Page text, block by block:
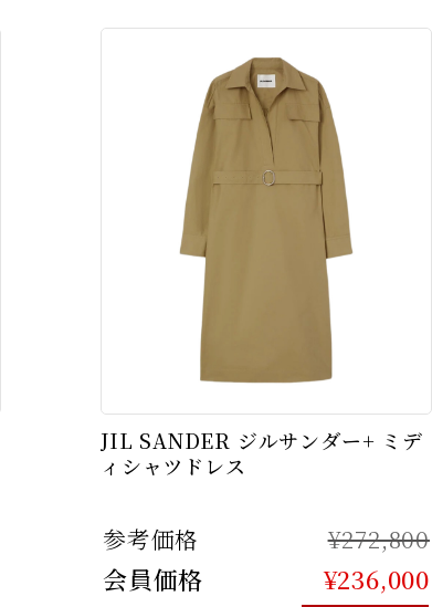
JIL SANDER ジルサンダー+ ミデ
ィシャツドレス
参考価格 ¥272,800
会員価格 ¥236,000